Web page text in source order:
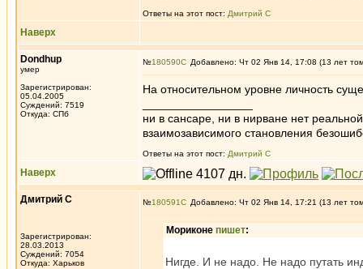
Ответы на этот пост: Дмитрий С
Наверх
Dondhup
умер
Зарегистрирован:
05.04.2005
Суждений: 7519
Откуда: СПб
№180590 Добавлено: Чт 02 Янв 14, 17:08 (13 лет
На относительном уровне личность
ни в сансаре, ни в нирване нет
взаимозависимого становления
Ответы на этот пост: Дмитрий С
Наверх
Дмитрий С
Зарегистрирован:
28.03.2013
Суждений: 7054
Откуда: Харьков
№180591 Добавлено: Чт 02 Янв 14, 17:21 (13 лет
Мориконе пишет:
Нигде. И не надо. Не надо путать